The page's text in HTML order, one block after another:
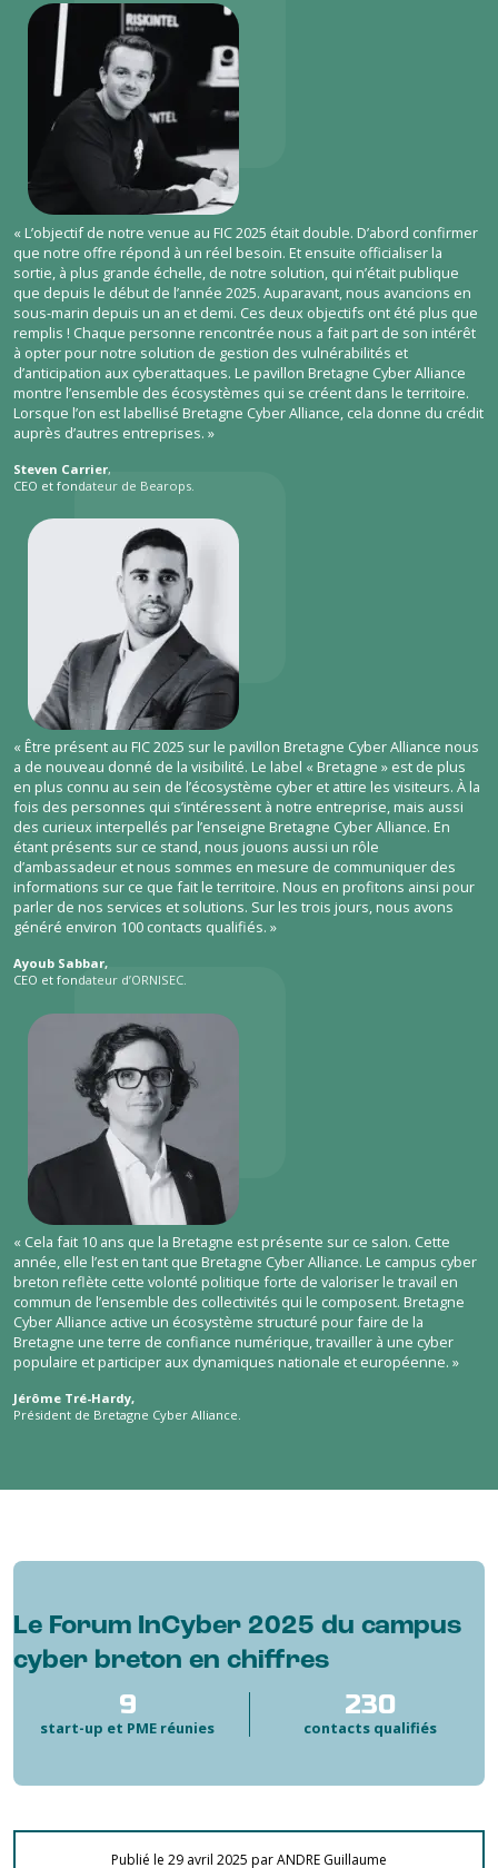
« L’objectif de notre venue au FIC 2025 était double. D’abord confirmer
que notre offre répond à un réel besoin. Et ensuite officialiser la
sortie, à plus grande échelle, de notre solution, qui n’était publique
que depuis le début de l’année 2025. Auparavant, nous avancions en
sous-marin depuis un an et demi. Ces deux objectifs ont été plus que
remplis ! Chaque personne rencontrée nous a fait part de son intérêt
à opter pour notre solution de gestion des vulnérabilités et
d’anticipation aux cyberattaques. Le pavillon Bretagne Cyber Alliance
montre l’ensemble des écosystèmes qui se créent dans le territoire.
Lorsque l’on est labellisé Bretagne Cyber Alliance, cela donne du crédit
auprès d’autres entreprises. »
Steven Carrier,
CEO et fondateur de Bearops.
« Être présent au FIC 2025 sur le pavillon Bretagne Cyber Alliance nous
a de nouveau donné de la visibilité. Le label « Bretagne » est de plus
en plus connu au sein de l’écosystème cyber et attire les visiteurs. À la
fois des personnes qui s’intéressent à notre entreprise, mais aussi
des curieux interpellés par l’enseigne Bretagne Cyber Alliance. En
étant présents sur ce stand, nous jouons aussi un rôle
d’ambassadeur et nous sommes en mesure de communiquer des
informations sur ce que fait le territoire. Nous en profitons ainsi pour
parler de nos services et solutions. Sur les trois jours, nous avons
généré environ 100 contacts qualifiés. »
Ayoub Sabbar,
CEO et fondateur d’ORNISEC.
« Cela fait 10 ans que la Bretagne est présente sur ce salon. Cette
année, elle l’est en tant que Bretagne Cyber Alliance. Le campus cyber
breton reflète cette volonté politique forte de valoriser le travail en
commun de l’ensemble des collectivités qui le composent. Bretagne
Cyber Alliance active un écosystème structuré pour faire de la
Bretagne une terre de confiance numérique, travailler à une cyber
populaire et participer aux dynamiques nationale et européenne. »
Jérôme Tré-Hardy,
Président de Bretagne Cyber Alliance.
Le Forum InCyber 2025 du campus
cyber breton en chiffres
9
start-up et PME réunies
230
contacts qualifiés
Publié le 29 avril 2025 par ANDRE Guillaume